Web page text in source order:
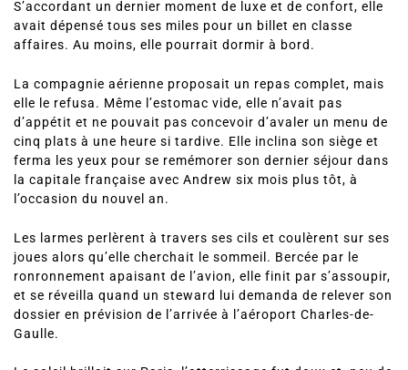
S’accordant un dernier moment de luxe et de confort, elle
avait dépensé tous ses miles pour un billet en classe
affaires. Au moins, elle pourrait dormir à bord.
La compagnie aérienne proposait un repas complet, mais
elle le refusa. Même l’estomac vide, elle n’avait pas
d’appétit et ne pouvait pas concevoir d’avaler un menu de
cinq plats à une heure si tardive. Elle inclina son siège et
ferma les yeux pour se remémorer son dernier séjour dans
la capitale française avec Andrew six mois plus tôt, à
l’occasion du nouvel an.
Les larmes perlèrent à travers ses cils et coulèrent sur ses
joues alors qu’elle cherchait le sommeil. Bercée par le
ronronnement apaisant de l’avion, elle finit par s’assoupir,
et se réveilla quand un steward lui demanda de relever son
dossier en prévision de l’arrivée à l’aéroport Charles-de-
Gaulle.